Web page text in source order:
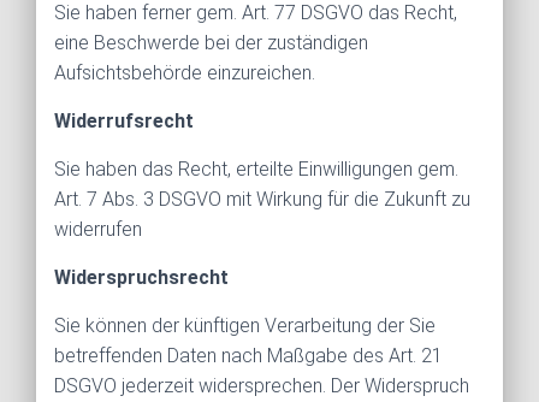
Sie haben ferner gem. Art. 77 DSGVO das Recht,
eine Beschwerde bei der zuständigen
Aufsichtsbehörde einzureichen.
Widerrufsrecht
Sie haben das Recht, erteilte Einwilligungen gem.
Art. 7 Abs. 3 DSGVO mit Wirkung für die Zukunft zu
widerrufen
Widerspruchsrecht
Sie können der künftigen Verarbeitung der Sie
betreffenden Daten nach Maßgabe des Art. 21
DSGVO jederzeit widersprechen. Der Widerspruch